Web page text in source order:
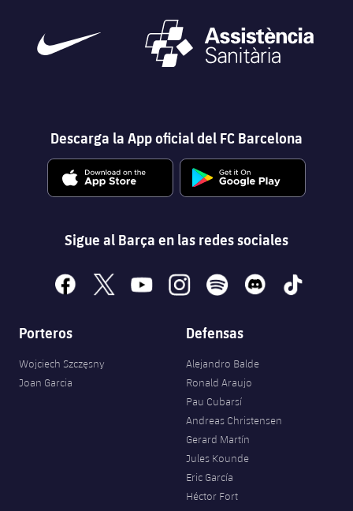
plusicon
más
Spotify Camp Nou
Palau Blaugrana
plusicon
más
Servicios Médicos
plusicon
más
Acreditaciones
Descarga la App oficial del FC Barcelona
Sigue al Barça en las redes sociales
facebook
x youtubeinstagramspotify discord tiktok
Porteros
Wojciech Szczęsny
Joan Garcia
Defensas
Alejandro Balde
Ronald Araujo
Pau Cubarsí
Andreas Christensen
Gerard Martín
Jules Kounde
Eric García
Héctor Fort